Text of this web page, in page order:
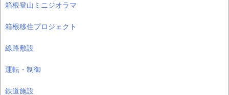
箱根登山ミニジオラマ
箱根移住プロジェクト
線路敷設
運転・制御
鉄道施設